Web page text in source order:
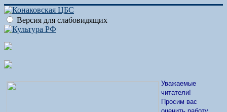
Версия для слабовидящих
Уважаемые
читатели!
Просим вас